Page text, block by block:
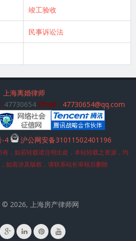
竣工验收
民事诉讼法
上海离婚律师
47730654 Email： 47730654@qq.com
-4 沪公网安备31011502401196
有，如若转载请注明出处，本站转载之资源，均
如若涉及版权，请联系站长审核后删除
© 2026, 上海房产律师网